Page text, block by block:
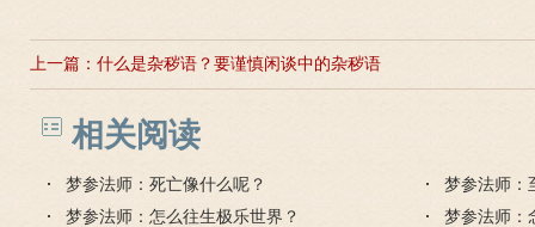
上一篇： 什么是杂秽语？要谨慎闲谈中的杂秽语
相关阅读
梦参法师：死亡像什么呢？
梦参法师：
梦参法师：怎么往生极乐世界？
梦参法师：